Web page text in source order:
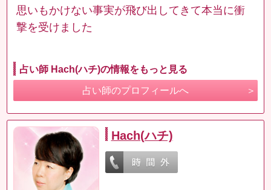
思いもかけない事実が飛び出してきて本当に衝
撃を受けました
占い師 Hach(ハチ)の情報をもっと見る
占い師のプロフィールへ
Hach(ハチ)